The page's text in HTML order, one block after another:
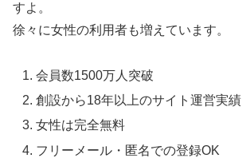
すよ。
徐々に女性の利用者も増えています。
会員数1500万人突破
創設から18年以上のサイト運営実績
女性は完全無料
フリーメール・匿名での登録OK